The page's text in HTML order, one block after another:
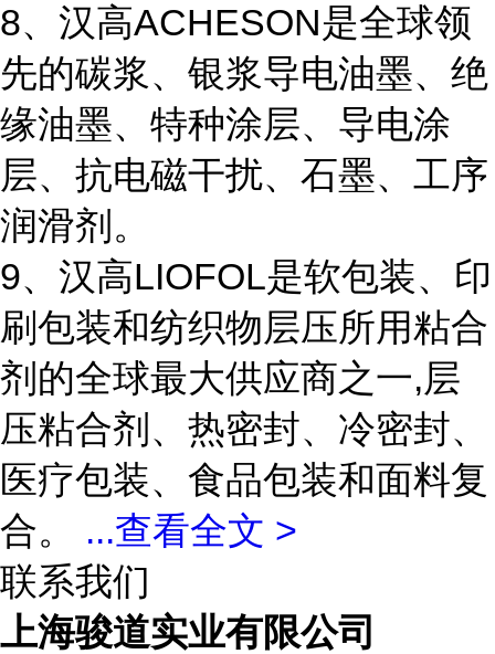
8、汉高ACHESON是全球领
先的碳浆、银浆导电油墨、绝
缘油墨、特种涂层、导电涂
层、抗电磁干扰、石墨、工序
润滑剂。
9、汉高LIOFOL是软包装、印
刷包装和纺织物层压所用粘合
剂的全球最大供应商之一,层
压粘合剂、热密封、冷密封、
医疗包装、食品包装和面料复
合。 ...查看全文 >
联系我们
上海骏道实业有限公司